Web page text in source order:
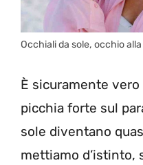
Occhiali da sole, occhio
È sicuramente
picchia forte sul
sole diventano
mettiamo d’istinto,